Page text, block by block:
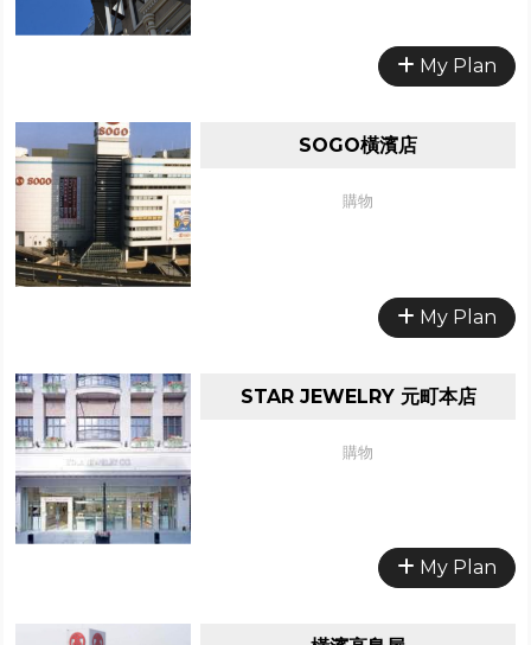
My Plan
SOGO橫濱店
購物
My Plan
STAR JEWELRY 元町本店
購物
My Plan